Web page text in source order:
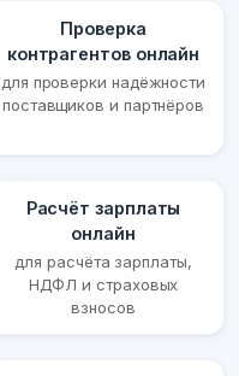
Проверка
контрагентов онлайн
для проверки надёжности
поставщиков и партнёров
Расчёт зарплаты
онлайн
для расчёта зарплаты,
НДФЛ и страховых
взносов